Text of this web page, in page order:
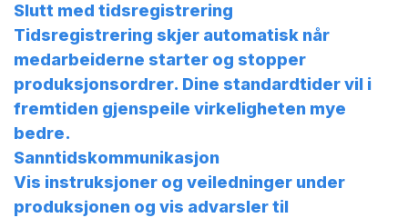
Slutt med tidsregistrering
Tidsregistrering skjer automatisk når
medarbeiderne starter og stopper
produksjonsordrer. Dine standardtider vil i
fremtiden gjenspeile virkeligheten mye
bedre.
Sanntidskommunikasjon
Vis instruksjoner og veiledninger under
produksjonen og vis advarsler til